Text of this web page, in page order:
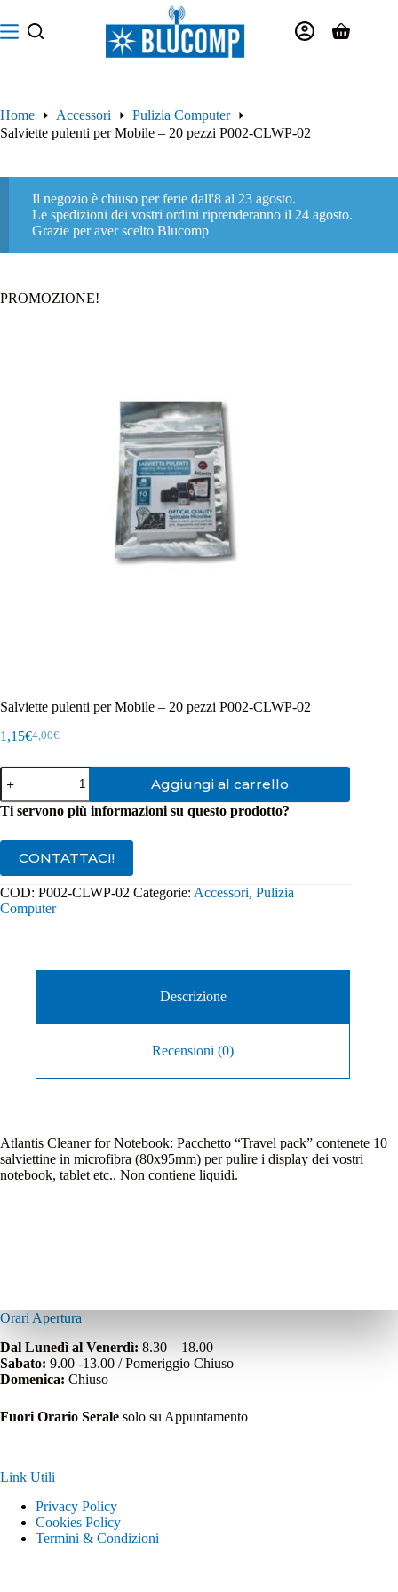
al
contenuto
Carrello
Home Accessori
Pulizia Computer
Salviette pulenti per Mobile – 20 pezzi P002-CLWP-02
Il negozio è chiuso per ferie dall'8 al 23 agosto.
Le spedizioni dei vostri ordini riprenderanno il 24 agosto.
Grazie per aver scelto Blucomp
PROMOZIONE!
Salviette pulenti per Mobile – 20 pezzi P002-CLWP-02
4,00€
Il
4,00€.
1,15€Il
1,15€.
Salviette
pulenti
per
Mobile
20
pezzi
P002-
CLWP-
02
Aggiungi al carrello
Ti servono più informazioni su questo prodotto?
CONTATTACI!
COD: P002-CLWP-02 Categorie: Accessori, Pulizia
Computer
Descrizione
Recensioni (0)
Atlantis Cleaner for Notebook: Pacchetto “Travel pack” contenete 10
salviettine in microfibra (80x95mm) per pulire i display dei vostri
notebook, tablet etc.. Non contiene liquidi.
Orari Apertura
Dal Lunedì al Venerdì: 8.30 – 18.00
Sabato: 9.00 -13.00 / Pomeriggio Chiuso
Domenica: Chiuso
Fuori Orario Serale solo su Appuntamento
Link Utili
Privacy Policy
Cookies Policy
Termini & Condizioni